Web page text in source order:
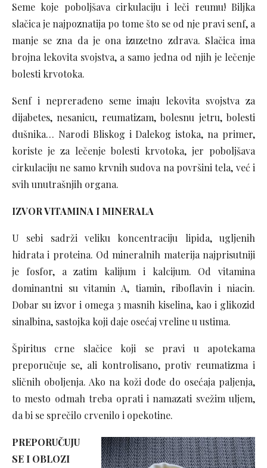
Seme koje poboljšava cirkulaciju i leči reumu! Biljka
slačica je najpoznatija po tome što se od nje pravi senf, a
manje se zna da je ona izuzetno zdrava. Slačica ima
brojna lekovita svojstva, a samo jedna od njih je lečenje
bolesti krvotoka.
Senf i neprerađeno seme imaju lekovita svojstva za
dijabetes, nesanicu, reumatizam, bolesnu jetru, bolesti
dušnika… Narodi Bliskog i Dalekog istoka, na primer,
koriste je za lečenje bolesti krvotoka, jer poboljšava
cirkulaciju ne samo krvnih sudova na površini tela, već i
svih unutrašnjih organa.
IZVOR VITAMINA I MINERALA
U sebi sadrži veliku koncentraciju lipida, ugljenih
hidrata i proteina. Od mineralnih materija najprisutniji
je fosfor, a zatim kalijum i kalcijum. Od vitamina
dominantni su vitamin A, tiamin, riboflavin i niacin.
Dobar su izvor i omega 3 masnih kiselina, kao i glikozid
sinalbina, sastojka koji daje osećaj vreline u ustima.
Špiritus crne slačice koji se pravi u apotekama
preporučuje se, ali kontrolisano, protiv reumatizma i
sličnih oboljenja. Ako na koži dođe do osećaja paljenja,
to mesto odmah treba oprati i namazati svežim uljem,
da bi se sprečilo crvenilo i opekotine.
PREPORUČUJU
SE I OBLOZI